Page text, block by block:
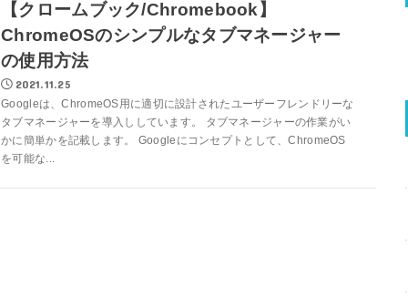
【クロームブック/Chromebook】
ChromeOSのシンプルなタブマネージャー
の使用方法
2021.11.25
Googleは、ChromeOS用に適切に設計されたユーザーフレンドリーな
タブマネージャーを導入ししています。 タブマネージャーの作業がい
かに簡単かを記載します。 Googleにコンセプトとして、ChromeOS
を可能な...